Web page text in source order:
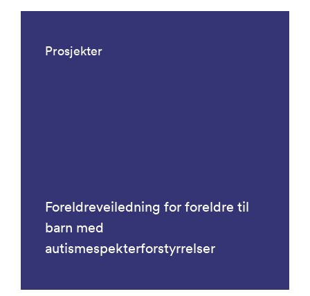
Prosjekter
Foreldreveiledning for foreldre til
barn med
autismespekterforstyrrelser